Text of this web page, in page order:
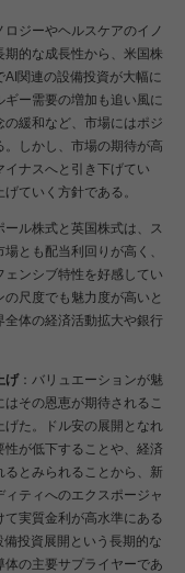
ロジーやヘルスケアのイノ
的な成長性から、米国株
関連の設備投資が大幅に
ー需要の増加も追い風に
緩和など、市場にはポジ
しかし、市場の期待が高
イナスへと引き下げてい
ていく方針である。
ール株式と英国株式は、ス
とも配当利回りが高く、
ンシブ特性を好感してい
尺度でも魅力度が高いと
全体の経済活動拡大や銀行
げ：バリュエーションが魅
その恩恵が期待されるこ
た。ドル安の展開となれ
が低下することや、経済
とみられることから、新
ティへのエクスポージャ
実質金利が高水準にある
投資展開という長期的な
の主要サプライヤーであ